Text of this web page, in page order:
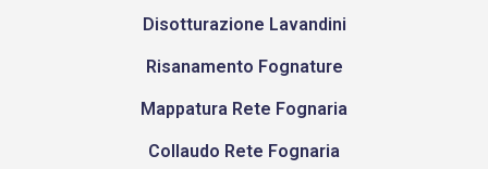
Disotturazione Lavandini
Risanamento Fognature
Mappatura Rete Fognaria
Collaudo Rete Fognaria